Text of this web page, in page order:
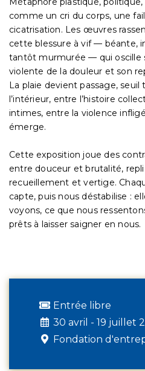
comme un cri du corps, une
cicatrisation. Les œuvres
cette blessure à vif — béante,
tantôt murmurée — qui oscille
violente de la douleur et son
La plaie devient passage,
l’intérieur, entre l’histoire
intimes, entre la violence
émerge.
Cette exposition joue des
entre douceur et brutalité,
recueillement et vertige.
capte, puis nous déstabilise :
voyons, ce que nous
prêts à laisser saigner en nous.
Entrée libre
30 avril - 19 juillet
Fondation